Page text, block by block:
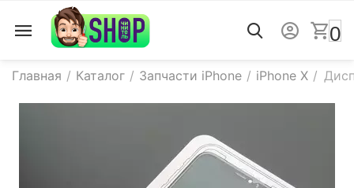
0
Главная / Каталог / Запчасти iPhone / iPhone X /